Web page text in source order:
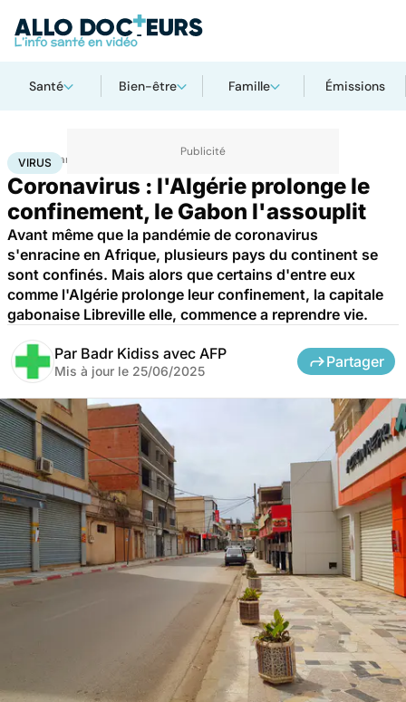
Santé Bien-être Famille Émissions
Accueil Santé Maladies infectieuses
VIRUS
Coronavirus : l'Algérie prolonge le
confinement, le Gabon l'assouplit
Avant même que la pandémie de coronavirus
s'enracine en Afrique, plusieurs pays du continent se
sont confinés. Mais alors que certains d'entre eux
comme l'Algérie prolonge leur confinement, la capitale
gabonaise Libreville elle, commence a reprendre vie.
Par Badr Kidiss avec AFP
Mis à jour le 25/06/2025
Partager